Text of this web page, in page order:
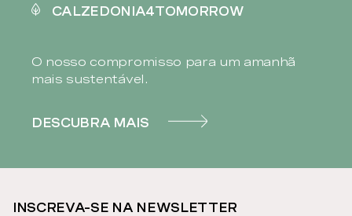
CALZEDONIA4TOMORROW
O nosso compromisso para um amanhã
mais sustentável.
DESCUBRA MAIS
INSCREVA-SE NA NEWSLETTER